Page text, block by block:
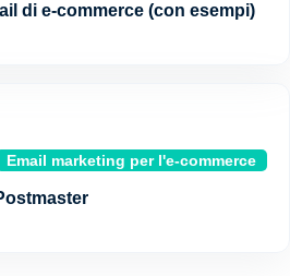
di e-commerce (con esempi)
Email marketing per l'e-commerce